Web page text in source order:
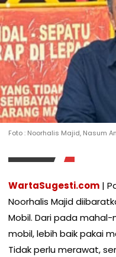
Foto : Noorhalis Majid, Nasum
WartaSugesti.com |
Noorhalis Majid
Mobil. Dari pada
mobil, lebih baik pakai
Tidak perlu merawat,